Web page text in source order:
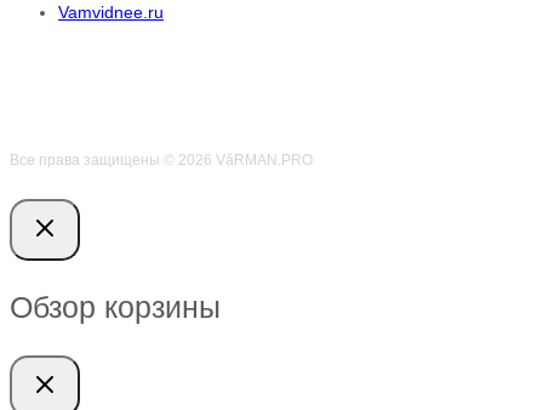
Vamvidnee.ru
Все права защищены © 2026 VӑRMAN.PRO
Обзор корзины